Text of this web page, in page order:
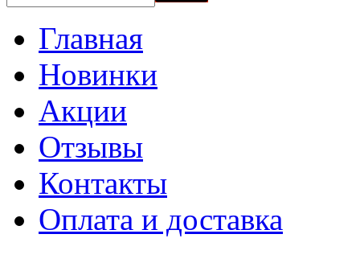
Главная
Новинки
Акции
Отзывы
Контакты
Оплата и доставка